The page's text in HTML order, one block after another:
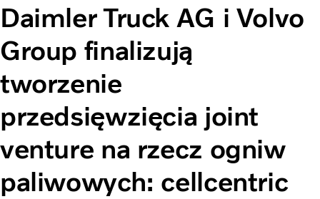
News & Media
About us
Daimler Truck AG i Volvo
Group finalizują
tworzenie
przedsięwzięcia joint
venture na rzecz ogniw
paliwowych: cellcentric